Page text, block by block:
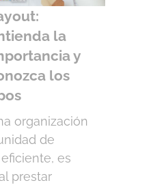
escritorio
Android e
La plataforma
utilizada
la
y
los
organización
de
es
prestar